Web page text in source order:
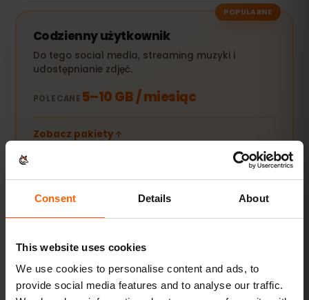
Consent Details About
This website uses cookies
We use cookies to personalise content and ads, to
provide social media features and to analyse our traffic.
POPULARNE
Codzienny użytkownik
Do tego social media, streaming muzyki i
udostępnianie zdjęć.
POLECANE 5–10 GB / miesiąc
Zobacz pakiety
Streaming i hotspot
20 GB+ lub Unlimited
Zobacz pakiety